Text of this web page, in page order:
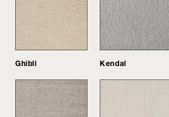
Ghibli Kendal